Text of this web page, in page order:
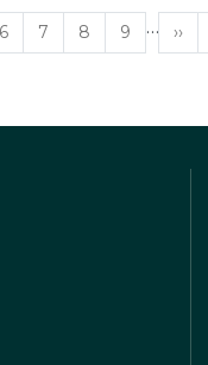
Página
6 Página
7 Página
8 Página
9 … ››